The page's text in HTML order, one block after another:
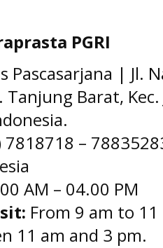
PGRI
Pascasarjana | Jl.
Barat,
7818718 –
AM – 04.00 PM
From 9 am to
11 am and 3 pm.